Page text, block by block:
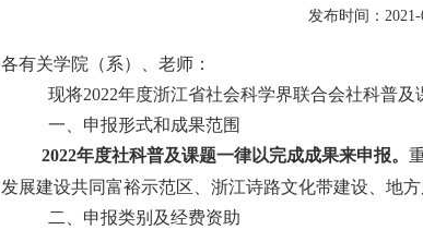
发布时间：2021-
各有关学院（系）、老师：
现将2022年度浙江省社会科学界联合会社科普及
一、申报形式和成果范围
2022年度社科普及课题一律以完成成果来申报。
发展建设共同富裕示范区、浙江诗路文化带建设、地方
二、申报类别及经费资助